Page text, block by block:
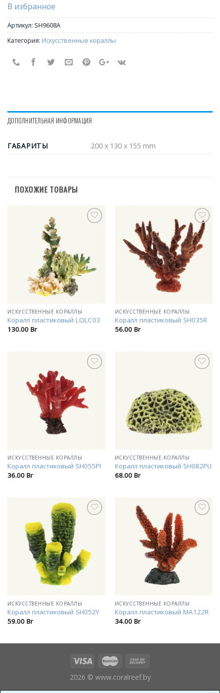
В избранное
Артикул: SH9608A
Категория: Искусственные кораллы
ДОПОЛНИТЕЛЬНАЯ ИНФОРМАЦИЯ
ГАБАРИТЫ 200 x 130 x 155 mm
ПОХОЖИЕ ТОВАРЫ
ИСКУССТВЕННЫЕ КОРАЛЛЫ
Коралл пластиковый LOLC03
130.00 Br
В
избранное
ИСКУССТВЕННЫЕ КОРАЛЛЫ
Коралл пластиковый SH035R
56.00 Br
избранное
ИСКУССТВЕННЫЕ КОРАЛЛЫ
Коралл пластиковый SH055PI
36.00 Br
ИСКУССТВЕННЫЕ КОРАЛЛЫ
Коралл пластиковый SH082PU
68.00 Br
избранное
ИСКУССТВЕННЫЕ КОРАЛЛЫ
Коралл пластиковый SH052Y
59.00 Br
избранное
ИСКУССТВЕННЫЕ КОРАЛЛЫ
Коралл пластиковый MA122R
34.00 Br
2026 © www.coralreef.by